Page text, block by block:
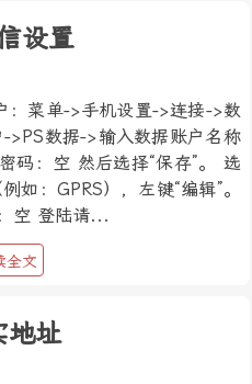
设置
：菜单->手机设置->连接->数
>PS数据->输入数据账户名称
码：空 然后选择“保存”。 选
如：GPRS），左键“编辑”。
空 登陆请...
全文
地址